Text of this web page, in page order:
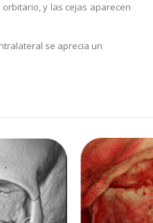
y las cejas aparecen
se aprecia un